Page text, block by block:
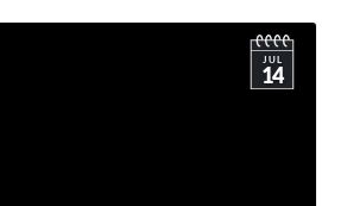
JUL
14